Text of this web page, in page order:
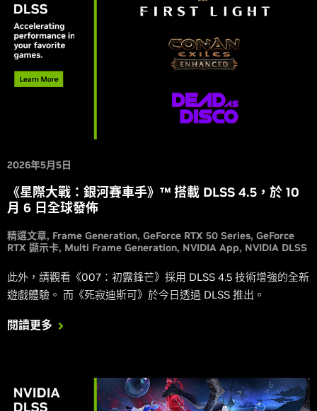
2026年5月5日
《星際大戰：銀河賽車手》™ 搭載 DLSS 4.5，於 10
月 6 日全球發佈
精選文章 Frame Generation GeForce RTX 50 Series GeForce
RTX 顯示卡 Multi Frame Generation NVIDIA App NVIDIA DLSS
此外，請觀看《007：初露鋒芒》採用 DLSS 4.5 技術增強的全新
遊戲體驗。 而《死寂迪斯可》於今日透過 DLSS 推出。
閱讀更多